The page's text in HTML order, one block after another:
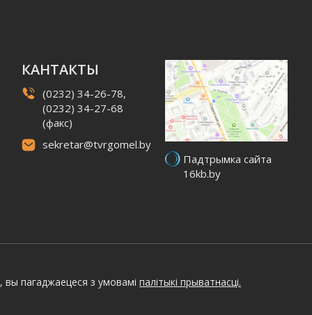
КАНТАКТЫ
(0232) 34-26-78,
(0232) 34-27-68
(факс)
sekretar@tvrgomel.by
Падтрымка сайта
16kb.by
пагаджаецеся з умовамі палітыкі прыватнасці.